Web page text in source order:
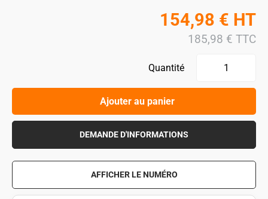
154,98 € HT
185,98 € TTC
Quantité
Ajouter au panier
DEMANDE D'INFORMATIONS
AFFICHER LE NUMÉRO